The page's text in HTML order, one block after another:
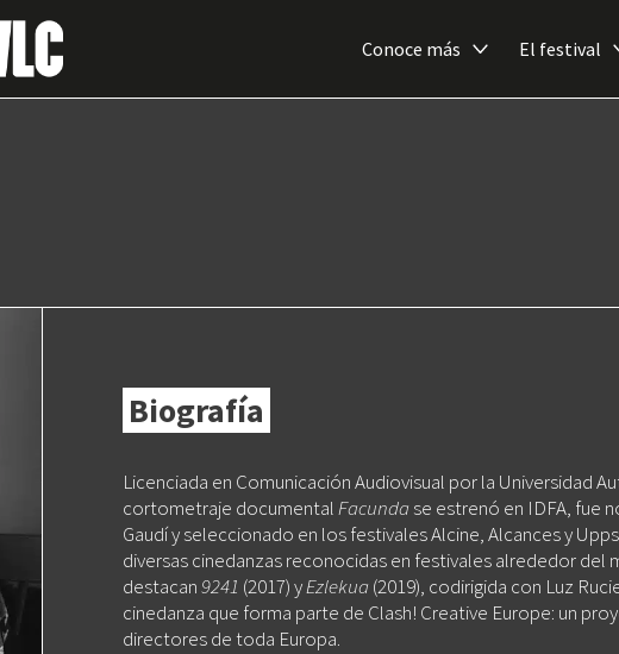
Conoce más El festival
Biografía
Licenciada en Comunicación Audiovisual por la Universidad
cortometraje documentalFacundase estrenó en IDFA, fue
Gaudí y seleccionado en los festivales Alcine, Alcances y
diversas cinedanzas reconocidas en festivales alrededor del
destacan9241 (2017) yEzlekua(2019), codirigida con Luz
cinedanza que forma parte de Clash! Creative Europe: un
directores de toda Europa.